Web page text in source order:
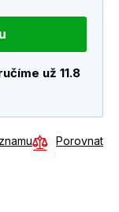
už 11.8
Porovnat